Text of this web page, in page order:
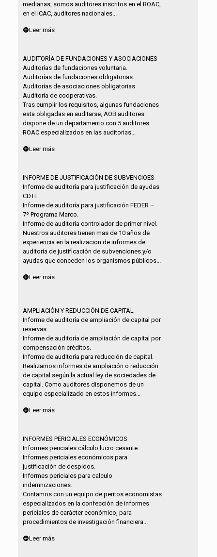
medianas, somos auditores inscritos en el ROAC,
en el ICAC, auditores nacionales...
Leer más
AUDITORÍA DE FUNDACIONES Y ASOCIACIONES
Auditorías de fundaciones voluntaria.
Auditorías de fundaciones obligatorias.
Auditorías de asociaciones obligatorias.
Auditoría de cooperativas.
Tras cumplir los requisitos, algunas fundaciones
esta obligadas en auditarse, AOB auditores
dispone de un departamento con 5 auditores
ROAC especializados en las auditorías...
Leer más
INFORME DE JUSTIFICACIÓN DE SUBVENCIOES
Informe de auditoría para justificación de ayudas
CDTI.
Informe de auditoría para justificación FEDER –
7º Programa Marco.
Informe de auditoría controlador de primer nivel.
Nuestros auditores tienen mas de 10 años de
experiencia en la realizacion de informes de
auditoría de justificación de subvenciones y/o
ayudas que conceden los organismos públicos...
Leer más
AMPLIACIÓN Y REDUCCIÓN DE CAPITAL
Informe de auditoría de ampliación de capital por
reservas.
Informe de auditoría de ampliación de capital por
compensación créditos.
Informe de auditoría para reducción de capital.
Realizamos informes de ampliación o reducción
de capital según la actual ley de sociedades de
capital. Como auditores disponemos de un
equipo especializado en estos informes...
Leer más
INFORMES PERICIALES ECONÓMICOS
Informes periciales cálculo lucro cesante.
Informes periciales económicos para
justificación de despidos.
Informes periciales para calculo
indemnizaciones.
Contamos con un equipo de peritos economistas
especializados en la confección de informes
periciales de carácter económico, para
procedimientos de investigación financiera...
Leer más